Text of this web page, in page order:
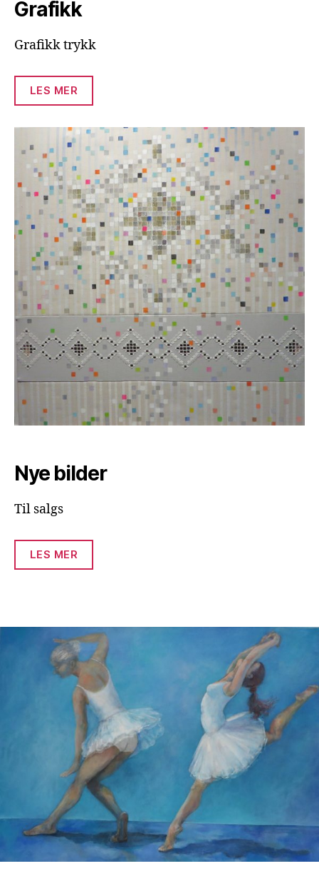
Grafikk
Grafikk trykk
LES MER
Nye bilder
Til salgs
LES MER